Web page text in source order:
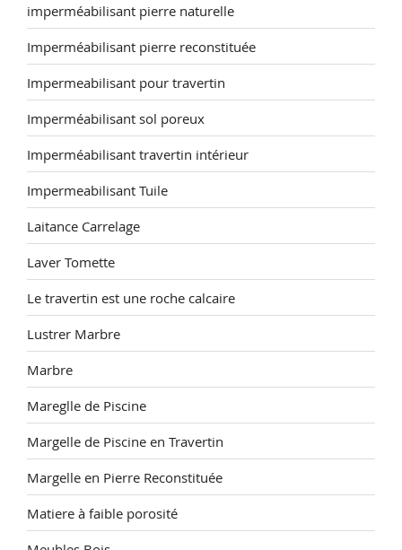
imperméabilisant pierre naturelle
Imperméabilisant pierre reconstituée
Impermeabilisant pour travertin
Imperméabilisant sol poreux
Imperméabilisant travertin intérieur
Impermeabilisant Tuile
Laitance Carrelage
Laver Tomette
Le travertin est une roche calcaire
Lustrer Marbre
Marbre
Mareglle de Piscine
Margelle de Piscine en Travertin
Margelle en Pierre Reconstituée
Matiere à faible porosité